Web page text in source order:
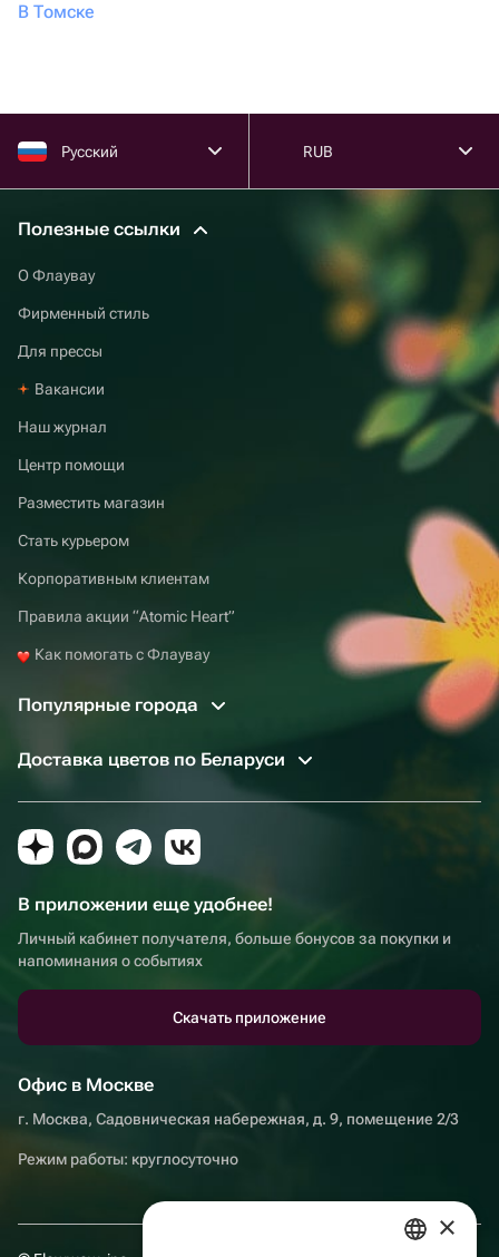
В Томске
Русский RUB
Полезные ссылки
О Флаувау
Фирменный стиль
Для прессы
Вакансии
Наш журнал
Центр помощи
Разместить магазин
Стать курьером
Корпоративным клиентам
Правила акции “Atomic Heart”
Как помогать с Флаувау
Популярные города
Доставка цветов по Беларуси
В приложении еще удобнее!
Личный кабинет получателя, больше бонусов за покупки и
напоминания о событиях
Скачать приложение
Офис в Москве
г. Москва, Садовническая набережная, д. 9, помещение 2/3
Режим работы: круглосуточно
×